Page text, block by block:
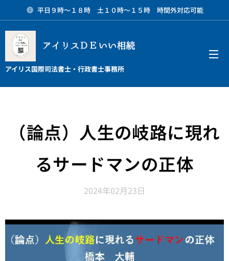
平日９時～１８時 土１０時～１５時 時間外対応可能
アイリスＤＥいい相続
アイリス国際司法書士・行政書士事務所
（論点）人生の岐路に現れ
るサードマンの正体
2024年02月23日